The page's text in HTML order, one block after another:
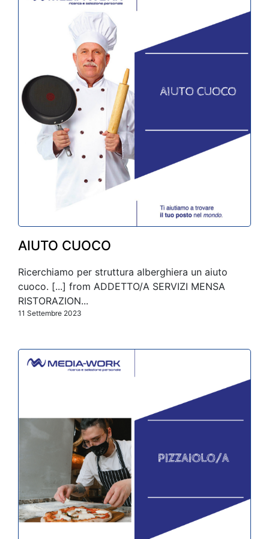
AIUTO CUOCO
Ricerchiamo per struttura alberghiera un aiuto
cuoco. [...] from ADDETTO/A SERVIZI MENSA
RISTORAZION...
11 Settembre 2023